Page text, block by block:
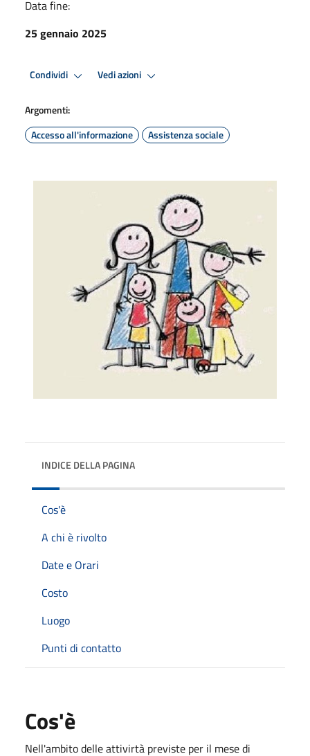
Data fine:
25 gennaio 2025
Condividi Vedi azioni
Argomenti:
Accesso all'informazione
Assistenza sociale
INDICE DELLA PAGINA
Cos'è
A chi è rivolto
Date e Orari
Costo
Luogo
Punti di contatto
Cos'è
Nell'ambito delle attivirtà previste per il mese di